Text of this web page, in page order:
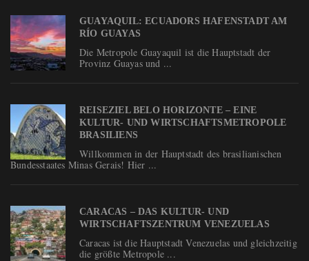
GUAYAQUIL: ECUADORS HAFENSTADT AM
RÍO GUAYAS
Die Metropole Guayaquil ist die Hauptstadt der
Provinz Guayas und ...
REISEZIEL BELO HORIZONTE – EINE
KULTUR- UND WIRTSCHAFTSMETROPOLE
BRASILIENS
Willkommen in der Hauptstadt des brasilianischen
Bundesstaates Minas Gerais! Hier ...
CARACAS – DAS KULTUR- UND
WIRTSCHAFTSZENTRUM VENEZUELAS
Caracas ist die Hauptstadt Venezuelas und gleichzeitig
die größte Metropole ...